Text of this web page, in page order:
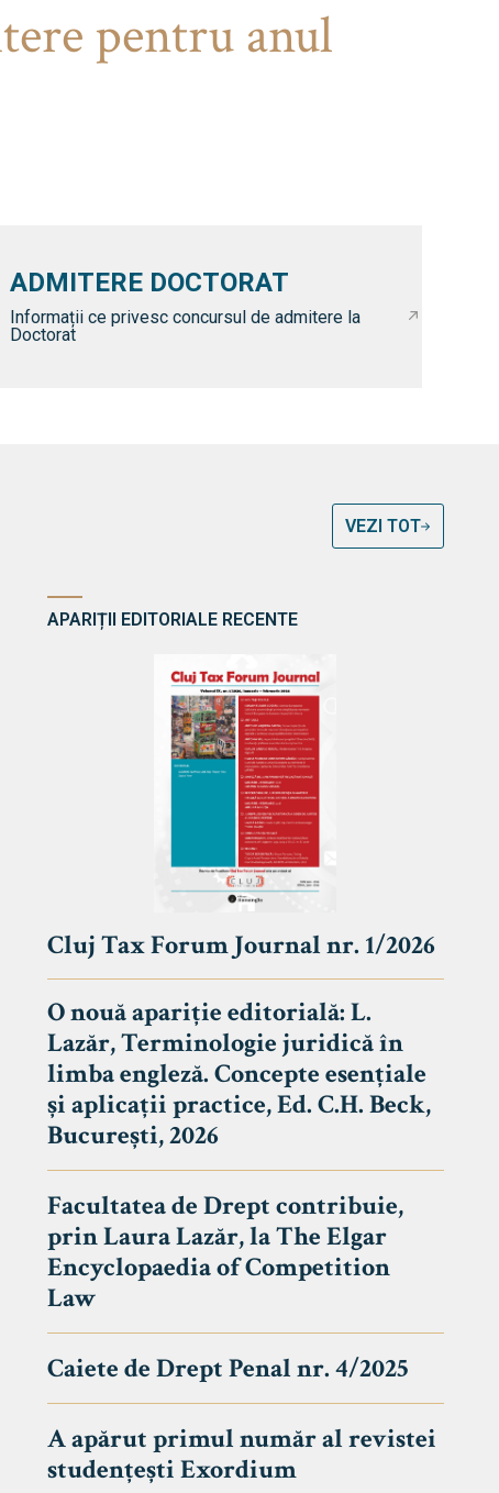
pentru anul
ADMITERE DOCTORAT
Informații ce privesc concursul de admitere la
Doctorat
VEZI TOT
APARIȚII EDITORIALE RECENTE
Cluj Tax Forum Journal nr. 1/2026
O nouă apariție editorială: L.
Lazăr, Terminologie juridică în
limba engleză. Concepte esențiale
și aplicații practice, Ed. C.H. Beck,
București, 2026
Facultatea de Drept contribuie,
prin Laura Lazăr, la The Elgar
Encyclopaedia of Competition
Law
Caiete de Drept Penal nr. 4/2025
A apărut primul număr al revistei
studențești Exordium